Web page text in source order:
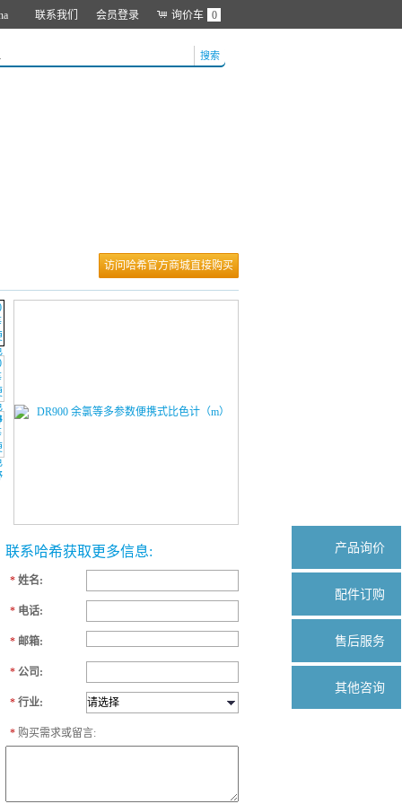
联系我们 会员登录 询价车 0
搜索
访问哈希官方商城直接购买
联系哈希获取更多信息:
* 姓名:
* 电话:
* 邮箱:
* 公司:
* 行业:
* 购买需求或留言:
产品询价
配件订购
售后服务
其他咨询